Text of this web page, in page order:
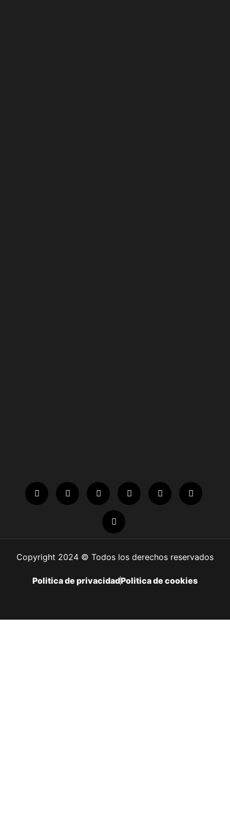
Copyright 2024 © Todos los derechos reservados
Politica de privacidadPolitica de cookies